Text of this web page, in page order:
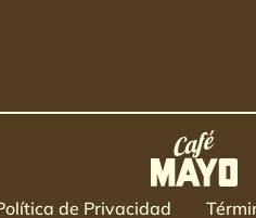
de Privacidad